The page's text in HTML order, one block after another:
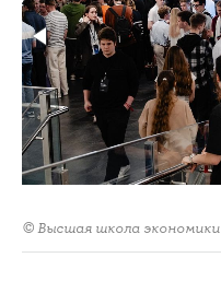
© Высшая школа экономики